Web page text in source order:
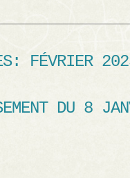
FÉVRIER
DU 8